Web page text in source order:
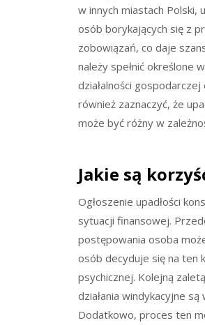
w innych miastach Polski,
osób borykających się z
zobowiązań, co daje
należy spełnić określone
działalności
również zaznaczyć, że
może być różny w
Jakie są
Ogłoszenie upadłości
sytuacji finansowej.
postępowania osoba
osób decyduje się na ten
psychicznej. Kolejną
działania windykacyjne
Dodatkowo, proces ten